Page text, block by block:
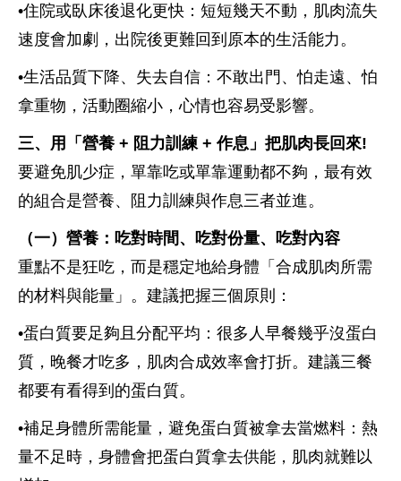
•住院或臥床後退化更快：短短幾天不動，肌肉流失
速度會加劇，出院後更難回到原本的生活能力。
•生活品質下降、失去自信：不敢出門、怕走遠、怕
拿重物，活動圈縮小，心情也容易受影響。
三、用「營養 + 阻力訓練 + 作息」把肌肉長回來!
要避免肌少症，單靠吃或單靠運動都不夠，最有效
的組合是營養、阻力訓練與作息三者並進。
（一）營養：吃對時間、吃對份量、吃對內容
重點不是狂吃，而是穩定地給身體「合成肌肉所需
的材料與能量」。建議把握三個原則：
•蛋白質要足夠且分配平均：很多人早餐幾乎沒蛋白
質，晚餐才吃多，肌肉合成效率會打折。建議三餐
都要有看得到的蛋白質。
•補足身體所需能量，避免蛋白質被拿去當燃料：熱
量不足時，身體會把蛋白質拿去供能，肌肉就難以